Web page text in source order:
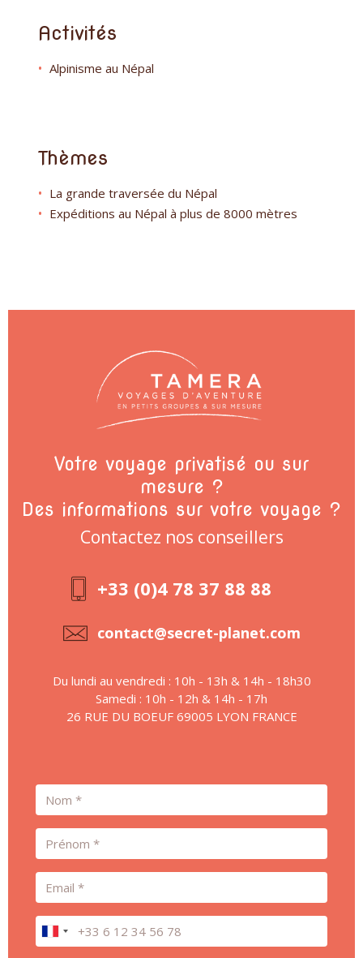
Activités
Alpinisme au Népal
Thèmes
La grande traversée du Népal
Expéditions au Népal à plus de 8000 mètres
Votre voyage privatisé ou sur
mesure ?
Des informations sur votre voyage ?
Contactez nos conseillers
+33 (0)4 78 37 88 88
contact@secret-planet.com
Du lundi au vendredi : 10h - 13h & 14h - 18h30
Samedi : 10h - 12h & 14h - 17h
26 RUE DU BOEUF 69005 LYON FRANCE
Nom
Prénom
Email
Téléphone